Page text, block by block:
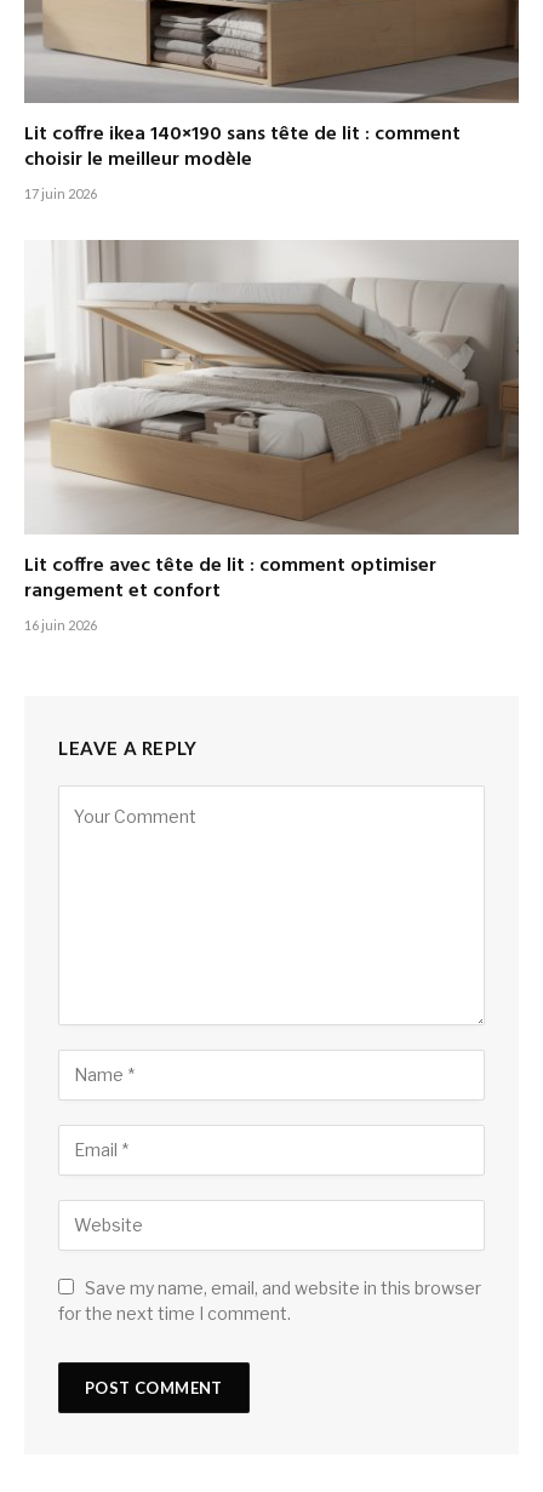
Lit coffre ikea 140×190 sans tête de lit : comment
choisir le meilleur modèle
17 juin 2026
Lit coffre avec tête de lit : comment optimiser
rangement et confort
16 juin 2026
LEAVE A REPLY
Save my name, email, and website in this browser
for the next time I comment.